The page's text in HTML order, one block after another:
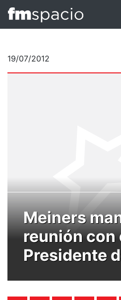
19/07/2012
Meiners
reunión con
Presidente